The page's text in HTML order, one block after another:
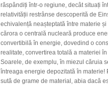
răspândiți într-o regiune, decât situați
relativității restrânse descoperită de
echivalență neașteptată între materie
cărora o centrală nucleară produce
convertibilă în energie, dovedind o
realitate, convertirea totală a materiei
Soarele, de exemplu, în miezul căruia
întreaga energie depozitată în
sută de grame de material, abia dacă